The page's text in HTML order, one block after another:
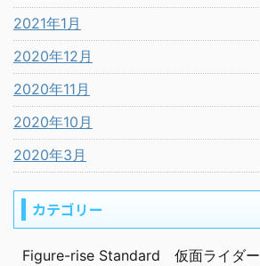
2021年1月
2020年12月
2020年11月
2020年10月
2020年3月
カテゴリー
Figure-rise Standard 仮面ライダー